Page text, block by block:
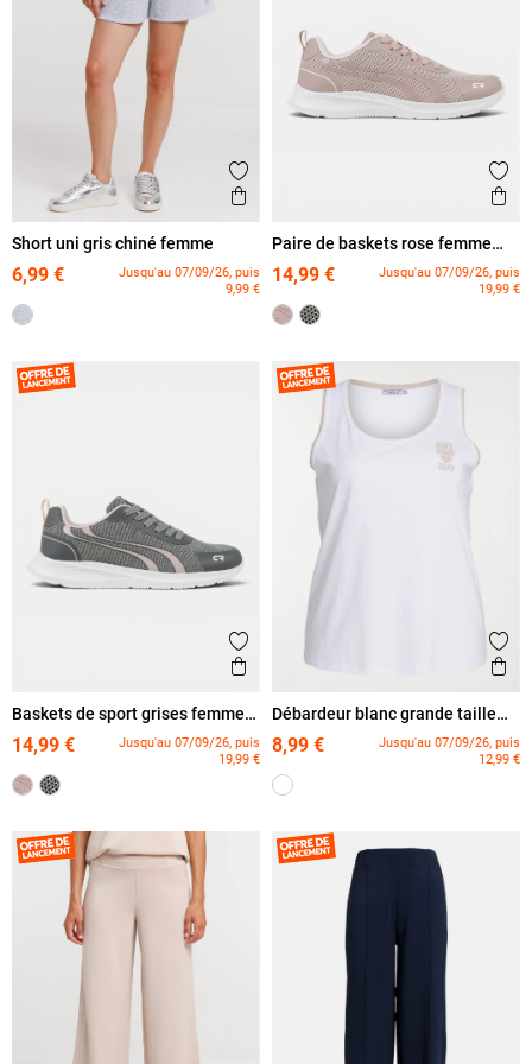
Ajouter aux favoris
Aperçu rapide
Short uni gris chiné femme
6,99 €
Jusqu'au 07/09/26, puis
9,99 €
Paire de baskets rose femme
(36-42)
14,99 €
Jusqu'au 07/09/26, puis
19,99 €
Ajouter aux favoris
Aperçu rapide
Baskets de sport grises femme
14,99 €
Jusqu'au 07/09/26, puis
19,99 €
Débardeur blanc grande taille
8,99 €
Jusqu'au 07/09/26, puis
12,99 €